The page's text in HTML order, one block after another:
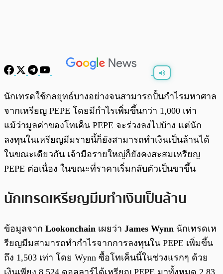
พร้อมเล่น 0:00
นักเทรดใช้กลยุทธ์บางอย่างจนสามารถปั้นกำไรมหาศาล
จากเหรียญ PEPE โดยมีกำไรเพิ่มขึ้นกว่า 1,000 เท่า
แม้ว่ามูลค่าของโทเค็น PEPE จะร่วงลงไปบ้าง แต่นัก
ลงทุนในเหรียญมีมรายนี้ก็ยังสามารถทำเงินเป็นล้านได้
ในขณะเดียวกัน เจ้ามือรายใหญ่ก็ยังคงสะสมเหรียญ
PEPE ต่อเนื่อง ในขณะที่ราคาเริ่มกลับตัวเป็นขาขึ้น
นักเทรดเหรียญมีมทำเงินเป็นล้าน
ข้อมูลจาก Lookonchain เผยว่า James Wynn นักเทรดเห
รียญมีมสามารถทำกำไรจากการลงทุนใน PEPE เพิ่มขึ้น
ถึง 1,503 เท่า โดย Wynn ซื้อโทเค็นนี้ในช่วงแรกๆ ด้วย
เงินเพียง 8,524 ดอลลาร์ได้เหรียญ PEPE มาทั้งหมด 2.83